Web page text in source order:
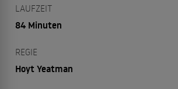
LAUFZEIT
84 Minuten
REGIE
Hoyt Yeatman